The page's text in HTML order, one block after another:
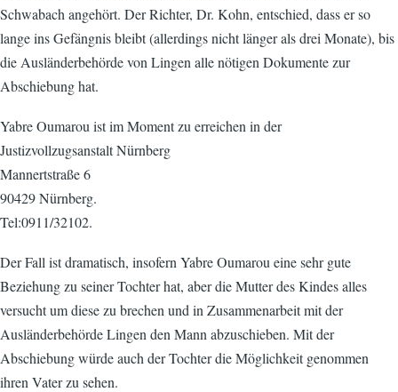
Schwabach angehört. Der Richter, Dr. Kohn, entschied, dass er so
lange ins Gefängnis bleibt (allerdings nicht länger als drei Monate), bis
die Ausländerbehörde von Lingen alle nötigen Dokumente zur
Abschiebung hat.
Yabre Oumarou ist im Moment zu erreichen in der
Justizvollzugsanstalt Nürnberg
Mannertstraße 6
90429 Nürnberg.
Tel:0911/32102.
Der Fall ist dramatisch, insofern Yabre Oumarou eine sehr gute
Beziehung zu seiner Tochter hat, aber die Mutter des Kindes alles
versucht um diese zu brechen und in Zusammenarbeit mit der
Ausländerbehörde Lingen den Mann abzuschieben. Mit der
Abschiebung würde auch der Tochter die Möglichkeit genommen
ihren Vater zu sehen.